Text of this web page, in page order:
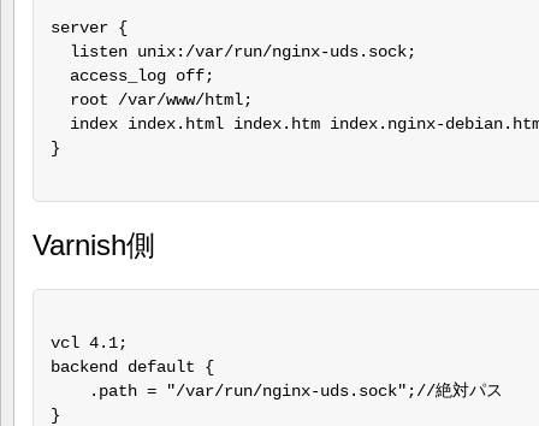
server {
  listen unix:/var/run/nginx-uds.sock;
  access_log off;
  root /var/www/html;
index index.html index.htm index.nginx-
}
Varnish側
vcl 4.1;
backend default {
    .path = "/var/run/nginx-uds.sock";//絶対パス
}